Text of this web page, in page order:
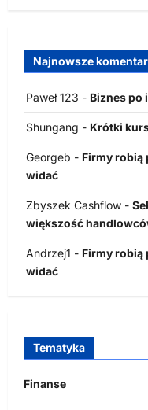
Najnowsze
Paweł 123 - Biznes po
Shungang - Krótki
Georgeb - Firmy robią
widać
Zbyszek Cashflow -
większość
Andrzej1 - Firmy robią
widać
Tematyka
Finanse